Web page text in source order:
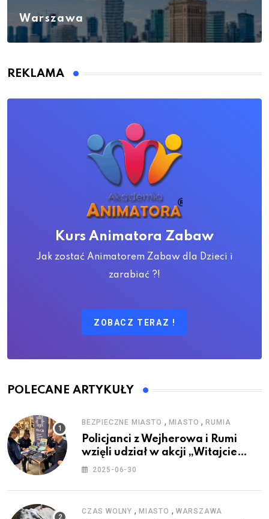
Warszawa
REKLAMA
Kurs Animatora Zabaw
Jak zostać Animatorem Zabaw dla Dzieci i
zarabiać ?!
ZOBACZ TERAZ !
POLECANE ARTYKUŁY
BEZPIECZNE MIASTO , MIASTO ,RUMIA
Policjanci z Wejherowa i Rumi
wzięli udział w akcji „Witajcie
Wakacje”
2025-06-30
CZAS WOLNY , MIASTO , WARSZAWA